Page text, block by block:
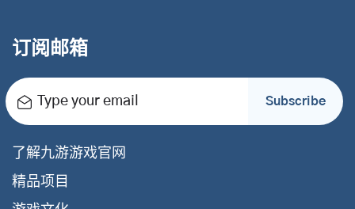
订阅邮箱
Type your email Subscribe
了解九游游戏官网
精品项目